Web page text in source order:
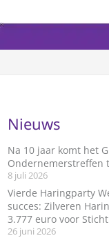
Nieuws
Na 10 jaar komt het
Ondernemerstreffen
8 juli 2026
Vierde Haringparty
succes: Zilveren
3.777 euro voor
26 juni 2026